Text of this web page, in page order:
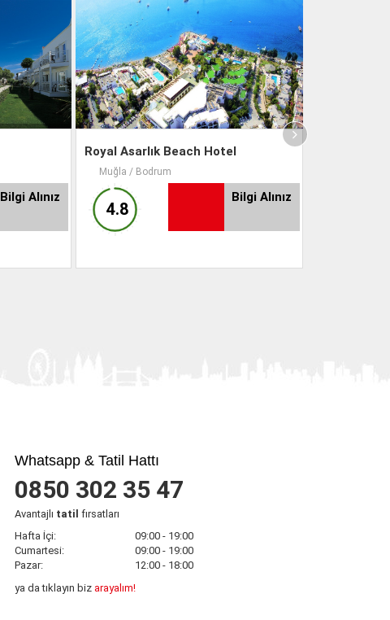
Bilgi Alınız
Royal Asarlık Beach Hotel
Muğla / Bodrum
4.8
Bilgi Alınız
Whatsapp & Tatil Hattı
0850 302 35 47
Avantajlı tatil fırsatları
Hafta İçi:
09:00 - 19:00
Cumartesi:
09:00 - 19:00
Pazar:
12:00 - 18:00
ya da tıklayın biz arayalım!